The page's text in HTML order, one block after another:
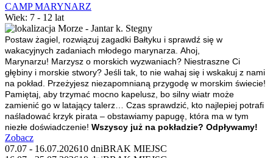
CAMP MARYNARZ
Wiek: 7 - 12 lat
Morze - Jantar k. Stegny
Postaw żagiel, rozwiązuj zagadki Bałtyku i sprawdź się w
wakacyjnych zadaniach młodego marynarza. Ahoj,
Marynarzu! Marzysz o morskich wyzwaniach? Niestraszne Ci
głębiny i morskie stwory? Jeśli tak, to nie wahaj się i wskakuj z nami
na pokład. Przeżyjesz niezapomnianą przygodę w morskim świecie!
Pamiętaj, aby trzymać mocno kapelusz, bo silny wiatr może
zamienić go w latający talerz… Czas sprawdzić, kto najlepiej potrafi
naśladować krzyk pirata – obstawiamy papugę, która ma w tym
niezłe doświadczenie! Wszyscy już na pokładzie? Odpływamy!
Zobacz
07.07 - 16.07.202610 dniBRAK MIEJSC